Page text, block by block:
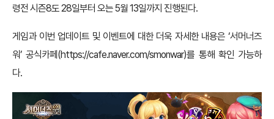
령전 시즌8도 28일부터 오는 5월 13일까지 진행된다.
게임과 이번 업데이트 및 이벤트에 대한 더욱 자세한 내용은 ‘서머너즈
워’ 공식카페(https://cafe.naver.com/smonwar)를 통해 확인 가능하
다.